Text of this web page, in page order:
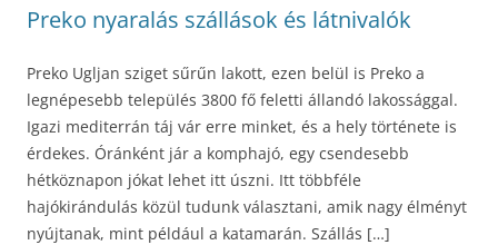
Preko nyaralás szállások és látnivalók
Preko Ugljan sziget sűrűn lakott, ezen belül is Preko a
legnépesebb település 3800 fő feletti állandó lakossággal.
Igazi mediterrán táj vár erre minket, és a hely története is
érdekes. Óránként jár a komphajó, egy csendesebb
hétköznapon jókat lehet itt úszni. Itt többféle
hajókirándulás közül tudunk választani, amik nagy élményt
nyújtanak, mint például a katamarán. Szállás […]